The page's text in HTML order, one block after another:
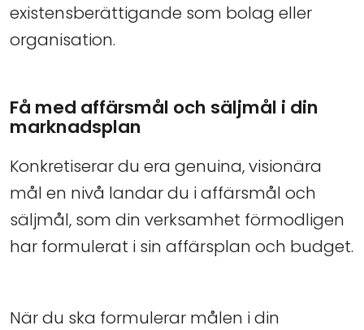
existensberättigande som bolag eller
organisation.
Få med affärsmål och säljmål i din
marknadsplan
Konkretiserar du era genuina, visionära
mål en nivå landar du i affärsmål och
säljmål, som din verksamhet förmodligen
har formulerat i sin affärsplan och budget.
När du ska formulerar målen i din